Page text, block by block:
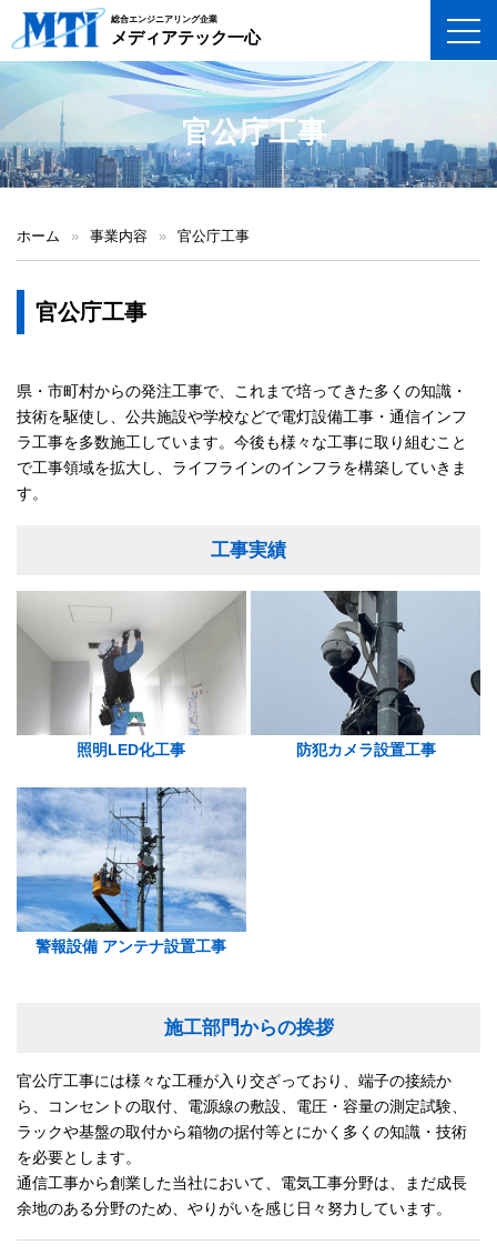
総合エンジニアリング企業
メディアテック一心
官公庁工事
ホーム » 事業内容 » 官公庁工事
官公庁工事
県・市町村からの発注工事で、これまで培ってきた多くの知識・
技術を駆使し、公共施設や学校などで電灯設備工事・通信インフ
ラ工事を多数施工しています。今後も様々な工事に取り組むこと
で工事領域を拡大し、ライフラインのインフラを構築していきま
す。
工事実績
照明LED化工事 防犯カメラ設置工事
警報設備 アンテナ設置工事
施工部門からの挨拶
官公庁工事には様々な工種が入り交ざっており、端子の接続か
ら、コンセントの取付、電源線の敷設、電圧・容量の測定試験、
ラックや基盤の取付から箱物の据付等とにかく多くの知識・技術
を必要とします。
通信工事から創業した当社において、電気工事分野は、まだ成長
余地のある分野のため、やりがいを感じ日々努力しています。